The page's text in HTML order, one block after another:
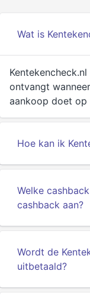
Wat is
ontvangt
aankoop doet op
Hoe kan ik
Welke
cashback aan?
Wordt de
uitbetaald?